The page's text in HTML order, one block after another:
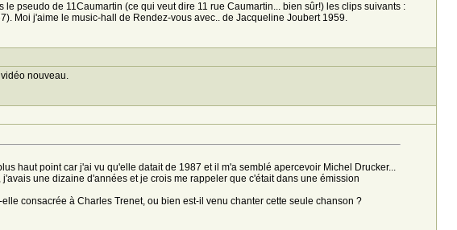
pseudo de 11Caumartin (ce qui veut dire 11 rue Caumartin... bien sûr!) les clips suivants :
Moi j'aime le music-hall de Rendez-vous avec.. de Jacqueline Joubert 1959.
nouveau.
haut point car j'ai vu qu'elle datait de 1987 et il m'a semblé apercevoir Michel Drucker...
une dizaine d'années et je crois me rappeler que c'était dans une émission
consacrée à Charles Trenet, ou bien est-il venu chanter cette seule chanson ?